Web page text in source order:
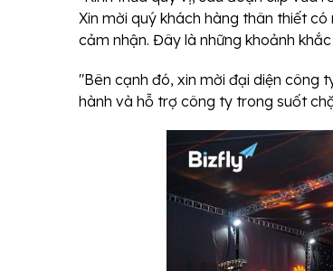
Xin mời quý khách hàng thân thiết
cảm nhận. Đây là những khoảnh
"Bên cạnh đó, xin mời đại diện công
hành và hỗ trợ công ty trong suốt